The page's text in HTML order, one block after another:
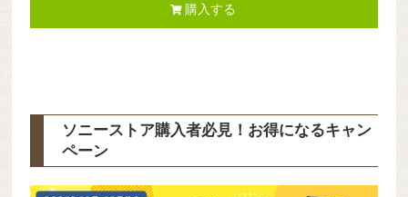
購入する
ソニーストア購入者必見！お得になるキャン
ペーン